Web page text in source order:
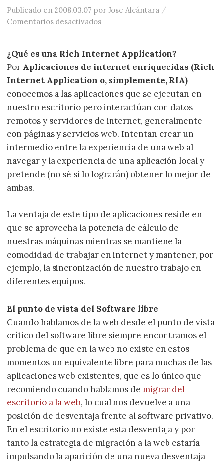
Publicado en2008.03.07 porJose Alcántara /
Comentarios desactivadosen Rich Internet Applications
¿Qué es una Rich Internet Application?
Por Aplicaciones de internet enriquecidas (Rich
Internet Application o, simplemente, RIA)
conocemos a las aplicaciones que se ejecutan en
nuestro escritorio pero interactúan con datos
remotos y servidores de internet, generalmente
con páginas y servicios web. Intentan crear un
intermedio entre la experiencia de una web al
navegar y la experiencia de una aplicación local y
pretende (no sé si lo lograrán) obtener lo mejor de
ambas.
La ventaja de este tipo de aplicaciones reside en
que se aprovecha la potencia de cálculo de
nuestras máquinas mientras se mantiene la
comodidad de trabajar en internet y mantener, por
ejemplo, la sincronización de nuestro trabajo en
diferentes equipos.
El punto de vista del Software libre
Cuando hablamos de la web desde el punto de vista
crítico del software libre siempre encontramos el
problema de que en la web no existe en estos
momentos un equivalente libre para muchas de las
aplicaciones web existentes, que es lo único que
recomiendo cuando hablamos demigrar del
escritorio a la web, lo cual nos devuelve a una
posición de desventaja frente al software privativo.
En el escritorio no existe esta desventaja y por
tanto la estrategia de migración a la web estaría
impulsando la aparición de una nueva desventaja